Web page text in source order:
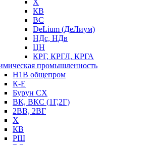
Х
КВ
ВС
DeLium (ДеЛиум)
НДс, НДв
ЦН
КРГ, КРГЛ, КРГА
промышленность
Н1В общепром
К-Е
Бурун СХ
ВК, ВКС (1Г,2Г)
2ВВ, 2ВГ
Х
КВ
РШ